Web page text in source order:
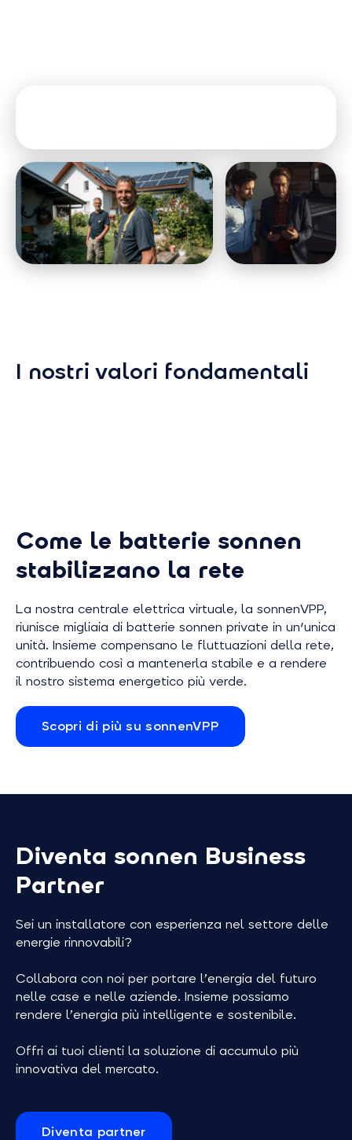
I nostri valori fondamentali
fornitori.
Come le batterie sonnen
stabilizzano la rete
La nostra centrale elettrica virtuale, la sonnenVPP,
riunisce migliaia di batterie sonnen private in un'unica
unità. Insieme compensano le fluttuazioni della rete,
contribuendo così a mantenerla stabile e a rendere
il nostro sistema energetico più verde.
Scopri di più su sonnenVPP
Diventa sonnen Business
Partner
Sei un installatore con esperienza nel settore delle
energie rinnovabili?
Collabora con noi per portare l’energia del futuro
nelle case e nelle aziende. Insieme possiamo
rendere l’energia più intelligente e sostenibile.
Offri ai tuoi clienti la soluzione di accumulo più
innovativa del mercato.
Diventa partner